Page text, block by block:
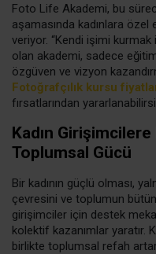
Foto Life Akademi, bu
aşamasında kadınlara
veriyor. “Kendi işimi kurmak
olan akademi, sadece
özgüven ve vizyon
Fotoğrafçılık kursu
fırsatlarından
Kadın
Toplumsal Gücü
Bir kadının güçlü olması,
çevresini ve toplumun
girişimciler için destek
kolektif kazanımlar yaratır.
birlikte toplumsal refah